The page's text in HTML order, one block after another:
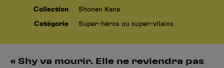
Collection Shonen Kana
Catégorie Super-héros ou super-vilains
« Shy va mourir. Elle ne reviendra pas